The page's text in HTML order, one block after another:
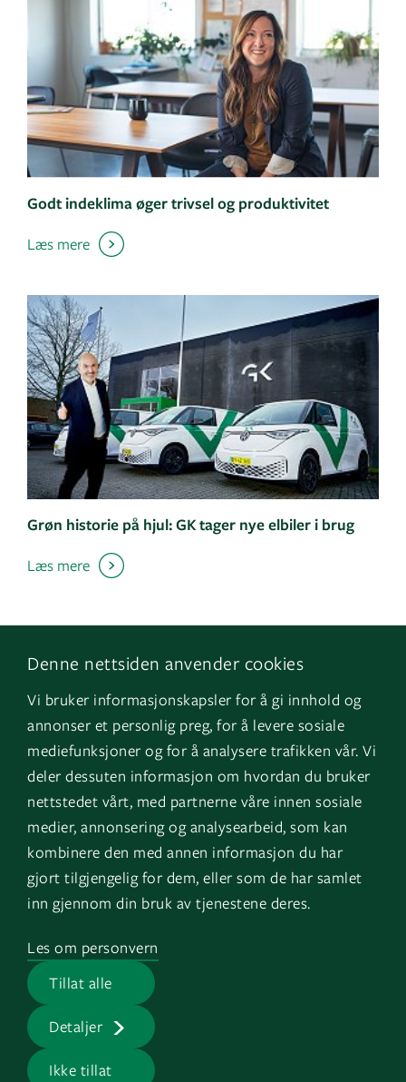
Denne nettsiden anvender cookies
Vi bruker informasjonskapsler for å gi innhold og
annonser et personlig preg, for å levere sosiale
mediefunksjoner og for å analysere trafikken vår. Vi
deler dessuten informasjon om hvordan du bruker
nettstedet vårt, med partnerne våre innen sosiale
medier, annonsering og analysearbeid, som kan
kombinere den med annen informasjon du har
gjort tilgjengelig for dem, eller som de har samlet
inn gjennom din bruk av tjenestene deres.
Tillat alle
Detaljer
Ikke tillat
Les om personvern
Godt indeklima øger trivsel og produktivitet
Læs mere
Grøn historie på hjul: GK tager nye elbiler i brug
Læs mere
Følg os
Facebook
LinkedIn
Instagram
YouTube
Naviger
Kontakt os
Vores tjenester
Referencer
Om os
Varsling
GK Norge
GK Sverige
GK © 2026 |Privatlivspolitik